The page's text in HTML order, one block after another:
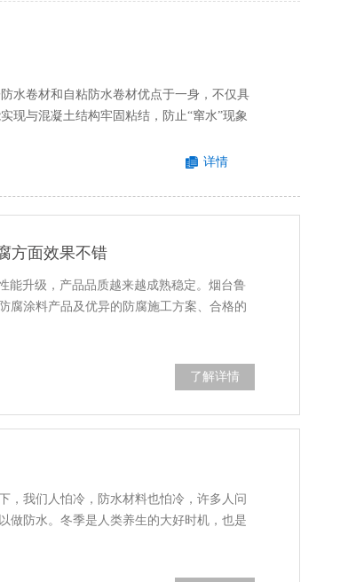
水卷材和自粘防水卷材优点于一身，不仅具
现与混凝土结构牢固粘结，防止“窜水”现象
详情
方面效果不错
能升级，产品品质越来越成熟稳定。烟台鲁
腐涂料产品及优异的防腐施工方案、合格的
了解详情
，我们人怕冷，防水材料也怕冷，许多人问
做防水。冬季是人类养生的大好时机，也是